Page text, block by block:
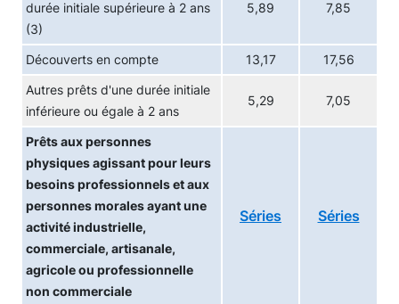
durée initiale supérieure à 2 ans
(3)
5,89 7,85
Découverts en compte 13,17 17,56
Autres prêts d'une durée initiale
inférieure ou égale à 2 ans
5,29 7,05
Prêts aux personnes
physiques agissant pour leurs
besoins professionnels et aux
personnes morales ayant une
activité industrielle,
commerciale, artisanale,
agricole ou professionnelle
non commerciale
Séries Séries